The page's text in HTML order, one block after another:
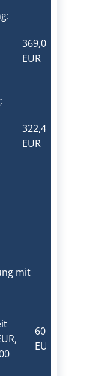
369,00
EUR
322,40
EUR
mit
60.000,00
EUR